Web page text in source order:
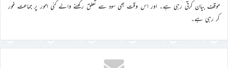
موقف بیان کرتی رہی ہے۔ اور اس وقت بھی سود سے تعلق رکھنے والے کئی امور پر جماعت غور
کر رہی ہے۔